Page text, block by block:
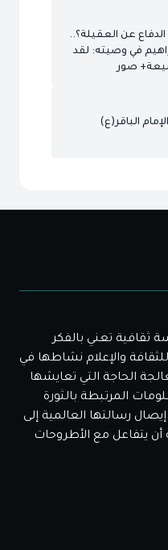
عن العقيلة؟..
في وصيته: لقد
صور
الباقر(ع)
ثقافية تعني بالفكر
للثقافة والإعلام نشاطها في
في معالجة الحاجة التي تعايشها
المرتبطة بالثورة
رسالتها العالمية إلى
أن يتفاعل مع الأطروحات